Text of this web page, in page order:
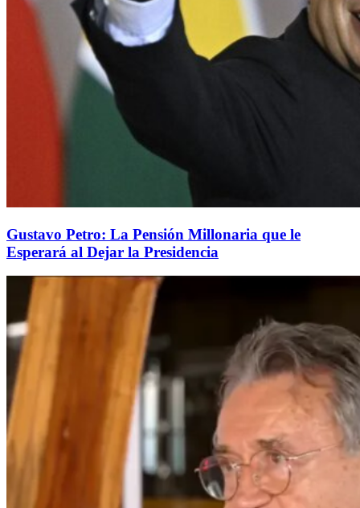
Gustavo Petro: La Pensión Millonaria que le
Esperará al Dejar la Presidencia